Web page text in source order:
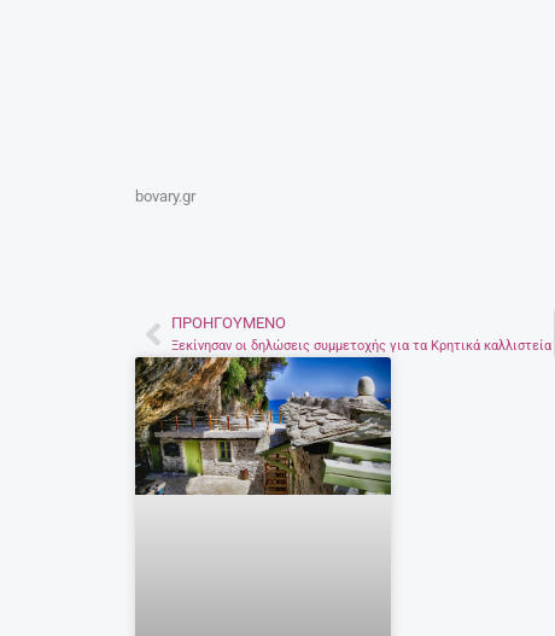
bovary.gr
Prev
ΠΡΟΗΓΟΎΜΕΝΟ
Ξεκίνησαν οι δηλώσεις συμμετοχής για τα Κρητικά καλλιστεία